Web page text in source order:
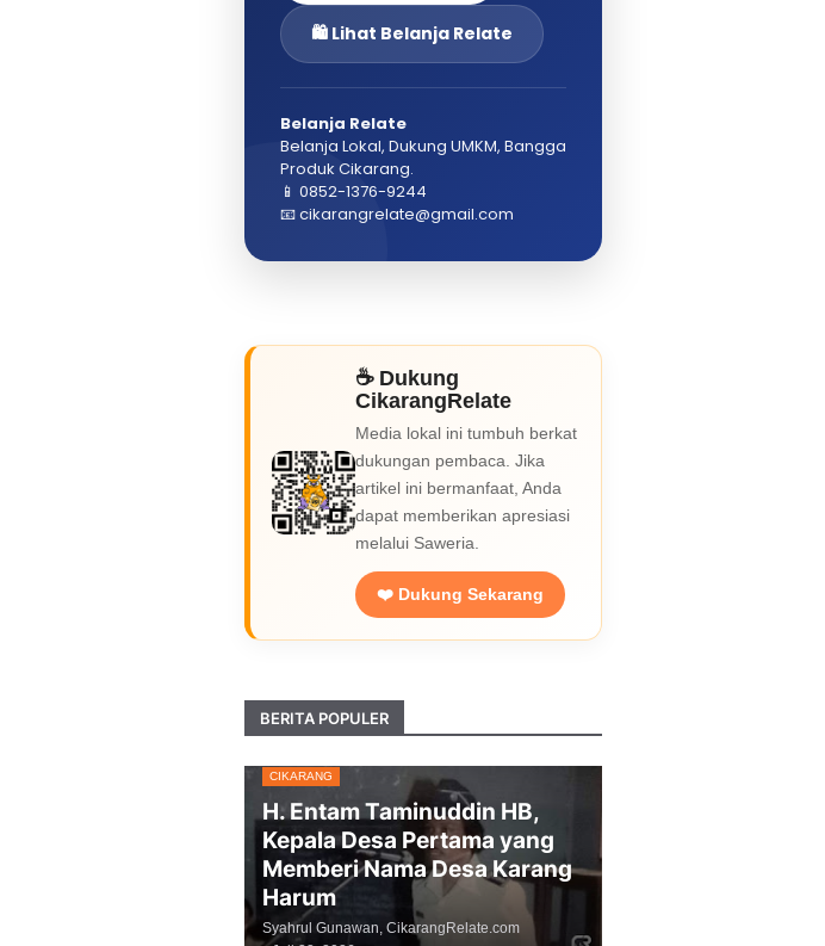
🛍️ Lihat Belanja Relate
Belanja Relate
Belanja Lokal, Dukung UMKM, Bangga
Produk Cikarang.
📱 0852-1376-9244
📧 cikarangrelate@gmail.com
☕ Dukung
CikarangRelate
Media lokal ini tumbuh berkat
dukungan pembaca. Jika
artikel ini bermanfaat, Anda
dapat memberikan apresiasi
melalui Saweria.
❤️ Dukung Sekarang
BERITA POPULER
CIKARANG
H. Entam Taminuddin HB,
Kepala Desa Pertama yang
Memberi Nama Desa Karang
Harum
Syahrul Gunawan, CikarangRelate.com